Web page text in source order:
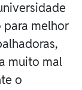
para melhor
muito mal
o